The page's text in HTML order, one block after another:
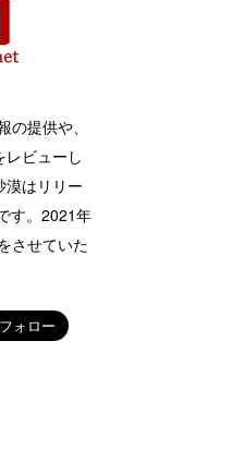
提供や、
レビューし
漠はリリー
す。2021年
させていた